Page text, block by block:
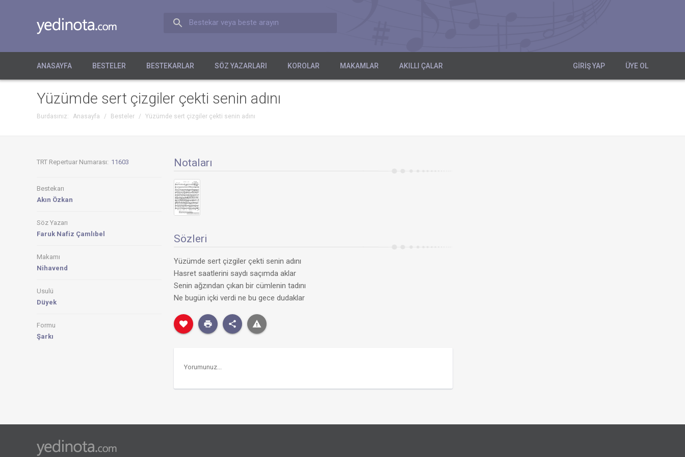
Bestekar veya beste arayın
ANASAYFA BESTELER BESTEKARLAR SÖZ YAZARLARI KOROLAR MAKAMLAR AKILLI ÇALAR GIRIŞ YAP ÜYE OL
Yüzümde sert çizgiler çekti senin adını
Burdasınız: Anasayfa / Besteler / Yüzümde sert çizgiler çekti senin adını
TRT Repertuar Numarası: 11603
Bestekarı
Akın Özkan
Söz Yazarı
Faruk Nafiz Çamlıbel
Makamı
Nihavend
Usulü
Düyek
Formu
Şarkı
Notaları
Sözleri
Yüzümde sert çizgiler çekti senin adını
Hasret saatlerini saydı saçımda aklar
Senin ağzından çıkan bir cümlenin tadını
Ne bugün içki verdi ne bu gece dudaklar